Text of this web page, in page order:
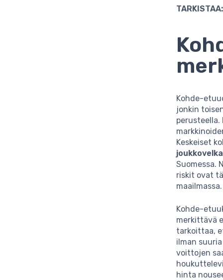
TARKISTAA:
Kohde-
jonkin
Keskeiset
Suomessa.
riskit ovat
maailmassa.
Kohde-
merkittävä
tarkoittaa,
ilman
voittojen
hinta